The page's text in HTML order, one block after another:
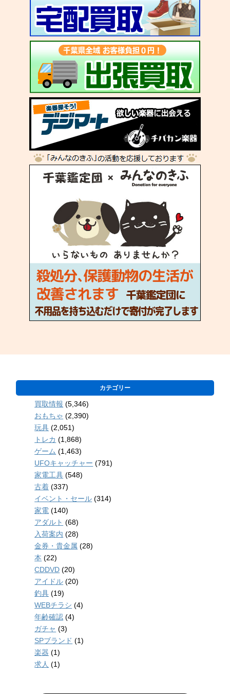
カテゴリー
買取情報 (5,346)
おもちゃ (2,390)
玩具 (2,051)
トレカ (1,868)
ゲーム (1,463)
UFOキャッチャー (791)
家電工具 (548)
古着 (337)
イベント・セール (314)
家電 (140)
アダルト (68)
入荷案内 (28)
金券・貴金属 (28)
本 (22)
CDDVD (20)
アイドル (20)
釣具 (19)
WEBチラシ (4)
年齢確認 (4)
ガチャ (3)
SPブランド (1)
楽器 (1)
求人 (1)